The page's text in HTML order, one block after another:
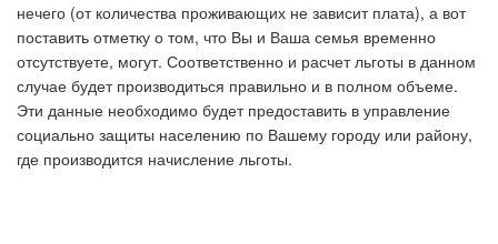
нечего (от количества проживающих не зависит плата), а вот
поставить отметку о том, что Вы и Ваша семья временно
отсутствуете, могут. Соответственно и расчет льготы в данном
случае будет производиться правильно и в полном объеме.
Эти данные необходимо будет предоставить в управление
социально защиты населению по Вашему городу или району,
где производится начисление льготы.